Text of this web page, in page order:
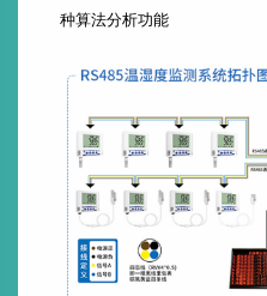
种算法分析功能